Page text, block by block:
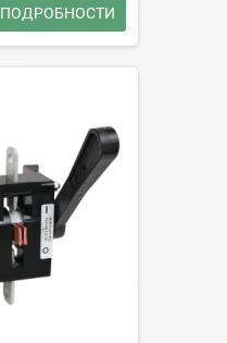
ПОДРОБНОСТИ